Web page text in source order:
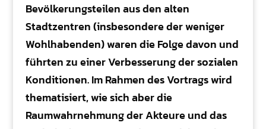
Bevölkerungsteilen aus den alten
Stadtzentren (insbesondere der weniger
Wohlhabenden) waren die Folge davon und
führten zu einer Verbesserung der sozialen
Konditionen. Im Rahmen des Vortrags wird
thematisiert, wie sich aber die
Raumwahrnehmung der Akteure und das